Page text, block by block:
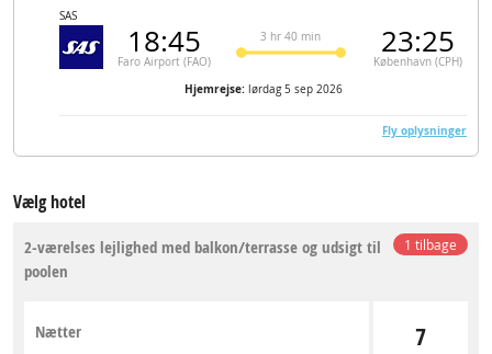
SAS
18:45
Faro Airport (FAO)
3 hr 40 min 23:25
København (CPH)
Hjemrejse: lørdag 5 sep 2026
Fly oplysninger
Vælg hotel
1 tilbage
2-værelses lejlighed med balkon/terrasse og udsigt til
poolen
7
Nætter